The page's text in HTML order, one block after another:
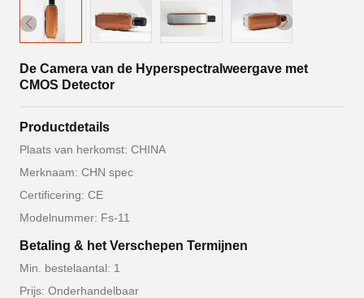
De Camera van de Hyperspectralweergave met
CMOS Detector
Productdetails
Plaats van herkomst: CHINA
Merknaam: CHN spec
Certificering: CE
Modelnummer: Fs-11
Betaling & het Verschepen Termijnen
Min. bestelaantal: 1
Prijs: Onderhandelbaar